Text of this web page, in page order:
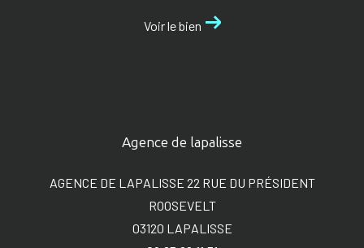
Voir le bien
Agence de lapalisse
AGENCE DE LAPALISSE 22 RUE DU PRÉSIDENT
ROOSEVELT
03120
LAPALISSE